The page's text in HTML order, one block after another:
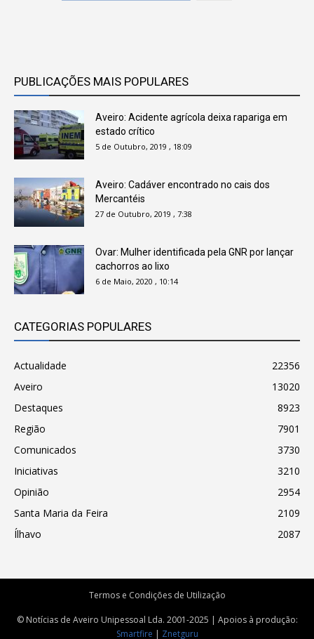
PUBLICAÇÕES MAIS POPULARES
Aveiro: Acidente agrícola deixa rapariga em
estado crítico
5 de Outubro, 2019 , 18:09
Aveiro: Cadáver encontrado no cais dos
Mercantéis
27 de Outubro, 2019 , 7:38
Ovar: Mulher identificada pela GNR por lançar
cachorros ao lixo
6 de Maio, 2020 , 10:14
CATEGORIAS POPULARES
Actualidade
22356
Aveiro
13020
Destaques
8923
Região
7901
Comunicados
3730
Iniciativas
3210
Opinião
2954
Santa Maria da Feira
2109
Ílhavo
2087
Termos e Condições de Utilização
© Notícias de Aveiro Unipessoal Lda. 2001-2025 | Apoios à produção:
Smartfire | Znetguru